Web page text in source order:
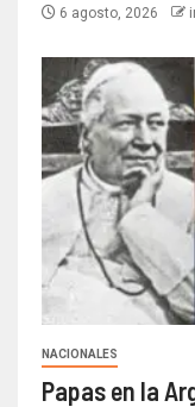
6 agosto, 2026
NACIONALES
Papas en la